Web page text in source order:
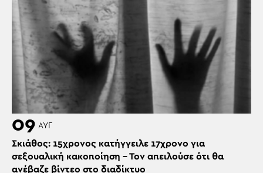
09 ΑΥΓ
Σκιάθος: 15χρονος κατήγγειλε 17χρονο για
σεξουαλική κακοποίηση – Τον απειλούσε ότι θα
ανέβαζε βίντεο στο διαδίκτυο